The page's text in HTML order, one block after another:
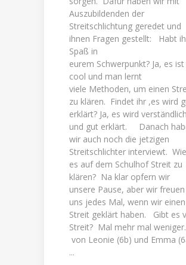
Auszubildenden der
Streitschlichtung geredet und
ihnen Fragen gestellt: Habt
Spaß in
eurem Schwerpunkt? Ja, es ist
cool und man lernt
viele Methoden, um einen
zu klären. Findet ihr ,es wird
erklärt? Ja, es wird verständlich
und gut erklärt. Danach
wir auch noch die jetzigen
Streitschlichter interviewt.
es auf dem Schulhof Streit zu
klären? Na klar opfern wir
unsere Pause, aber wir freuen
uns jedes Mal, wenn wir einen
Streit geklärt haben. Gibt es
Streit? Mal mehr mal
von Leonie (6b) und Emma
...